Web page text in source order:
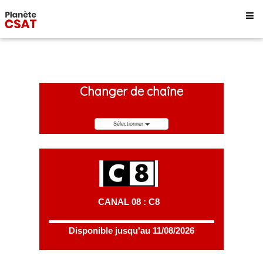
Changer de chaîne
Sélectionner
CANAL 08 : C8
Disponible jusqu'au 11/08/2026